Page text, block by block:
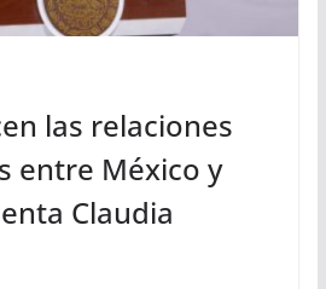
las relaciones
entre México y
Claudia